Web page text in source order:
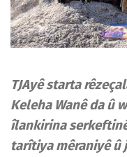
TJAyê starta
Keleha Wanê da û
îlankirina
tarîtiya mêraniyê û